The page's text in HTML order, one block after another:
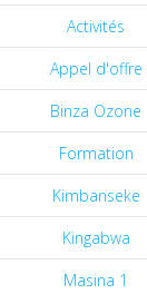
Activités
Appel d'offre
Binza Ozone
Formation
Kimbanseke
Kingabwa
Masina 1